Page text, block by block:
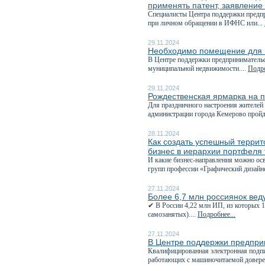
применять патент,
Специалисты Центра поддержки
при личном обращении в ИФНС или...
29.11.2024
Необходимо помещение для
В Центре поддержки
муниципальной недвижимости....
29.11.2024
Рождественская ярмарка на
Для праздничного настроения
администрации города Кемерово
28.11.2024
Как создать успешный
бизнес в иерархии портфеля
И какие бизнес-направления можно
групп профессии «Графический
27.11.2024
Более 6,7 млн россиянок
✔ В России 4,22 млн ИП, из которых
самозанятых).... Подробнее...
27.11.2024
В Центре поддержки
Квалифицированная электронная
работающих с машиночитаемой